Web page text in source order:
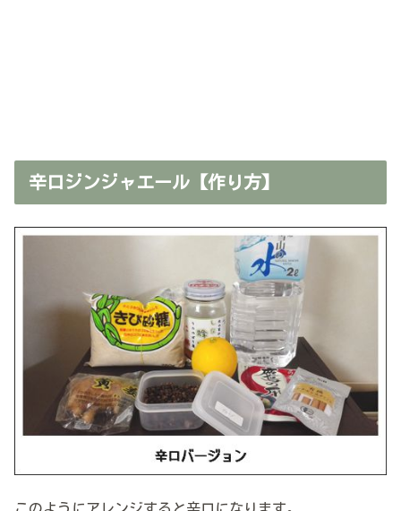
辛口ジンジャエール【作り方】
このようにアレンジすると辛口になります。